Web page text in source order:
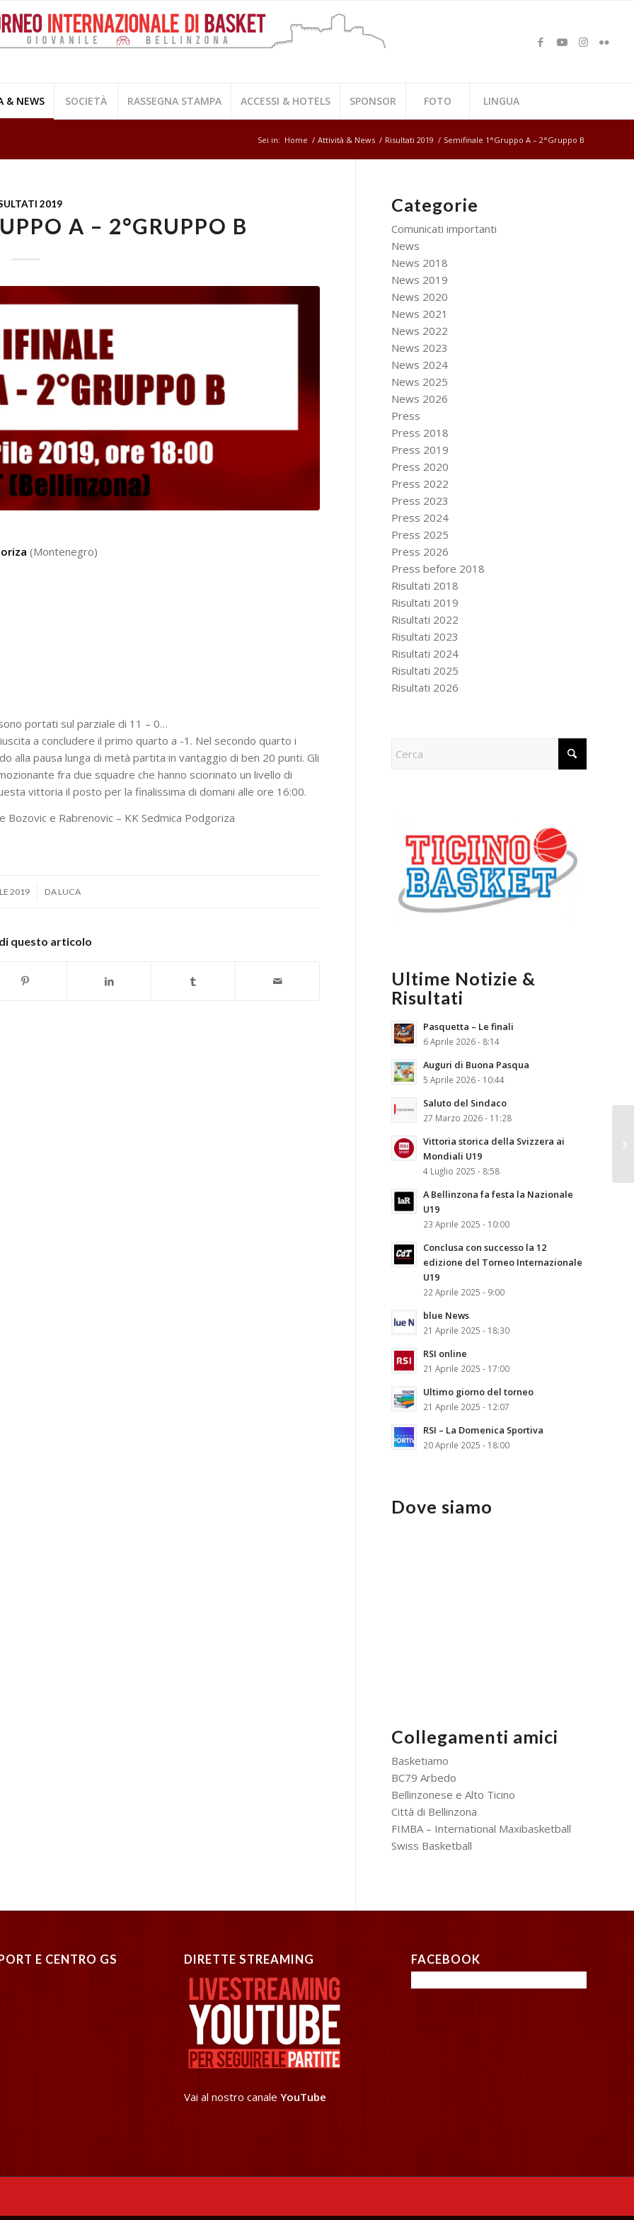
& NEWS SOCIETÀ RASSEGNA STAMPA ACCESSI & HOTELS SPONSOR FOTO LINGUA
Sei in: Home / Attività & News / Risultati 2019 / Semifinale 1°Gruppo A – 2°Gruppo B
2019
A – 2°GRUPPO B
(Montenegro)
portati sul parziale di 11 – 0…
a concludere il primo quarto a -1. Nel secondo quarto i
alla pausa lunga di metà partita in vantaggio di ben 20 punti. Gli
fra due squadre che hanno sciorinato un livello di
vittoria il posto per la finalissima di domani alle ore 16:00.
e Rabrenovic – KK Sedmica Podgoriza
2019 DA LUCA
questo articolo
Categorie
Comunicati importanti
News
News 2018
News 2019
News 2020
News 2021
News 2022
News 2023
News 2024
News 2025
News 2026
Press
Press 2018
Press 2019
Press 2020
Press 2022
Press 2023
Press 2024
Press 2025
Press 2026
Press before 2018
Risultati 2018
Risultati 2019
Risultati 2022
Risultati 2023
Risultati 2024
Risultati 2025
Risultati 2026
Ultime Notizie &
Risultati
Pasquetta – Le finali
6 Aprile 2026 - 8:14
Auguri di Buona Pasqua
5 Aprile 2026 - 10:44
Saluto del Sindaco
27 Marzo 2026 - 11:28
Vittoria storica della Svizzera ai
Mondiali U19
4 Luglio 2025 - 8:58
A Bellinzona fa festa la Nazionale
U19
23 Aprile 2025 - 10:00
Conclusa con successo la 12
edizione del Torneo Internazionale
U19
22 Aprile 2025 - 9:00
blue News
21 Aprile 2025 - 18:30
RSI online
21 Aprile 2025 - 17:00
Ultimo giorno del torneo
21 Aprile 2025 - 12:07
RSI – La Domenica Sportiva
20 Aprile 2025 - 18:00
Dove siamo
Collegamenti amici
Basketiamo
BC79 Arbedo
Bellinzonese e Alto Ticino
Città di Bellinzona
FIMBA – International Maxibasketball
Swiss Basketball
E CENTRO GS DIRETTE STREAMING
Vai al nostro canaleYouTube
FACEBOOK